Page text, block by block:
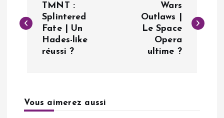
v
a
TMNT :
Splintered
Fate | Un
Hades-like
réussi ?
Wars
Outlaws |
Le Space
Opera
ultime ?
Vous aimerez aussi